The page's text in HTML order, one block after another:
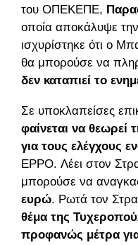
του ΟΠΕΚΕΠΕ,
οποία αποκάλυψε
ισχυρίστηκε ότι ο
θα μπορούσε να
δεν καταπιεί το
Σε υποκλαπείσες
φαίνεται να
για τους ελέγχους
EPPO. Λέει στον
μπορούσε να
ευρώ. Ρωτά τον
θέμα της
προφανώς μέτρα